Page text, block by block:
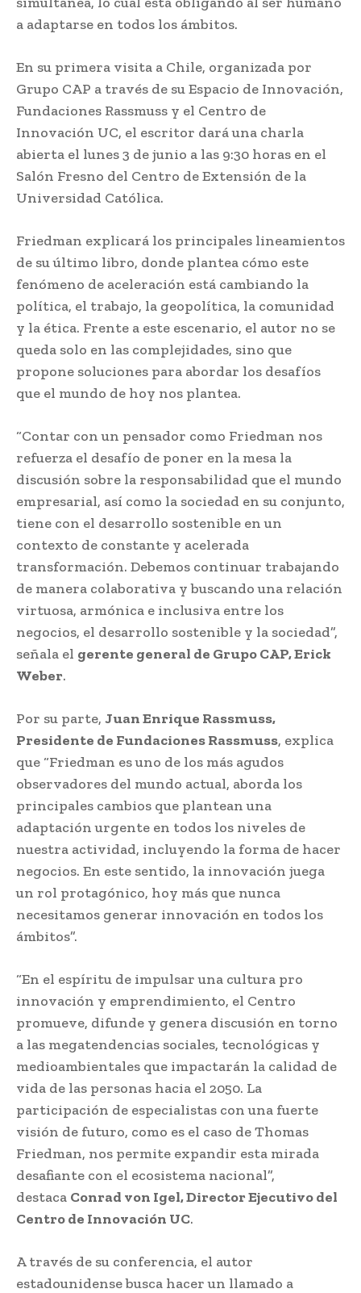
a adaptarse en todos los ámbitos.
En su primera visita a Chile, organizada por
Grupo CAP a través de su Espacio de Innovación,
Fundaciones Rassmuss y el Centro de
Innovación UC, el escritor dará una charla
abierta el lunes 3 de junio a las 9:30 horas en el
Salón Fresno del Centro de Extensión de la
Universidad Católica.
Friedman explicará los principales lineamientos
de su último libro, donde plantea cómo este
fenómeno de aceleración está cambiando la
política, el trabajo, la geopolítica, la comunidad
y la ética. Frente a este escenario, el autor no se
queda solo en las complejidades, sino que
propone soluciones para abordar los desafíos
que el mundo de hoy nos plantea.
“Contar con un pensador como Friedman nos
refuerza el desafío de poner en la mesa la
discusión sobre la responsabilidad que el mundo
empresarial, así como la sociedad en su conjunto,
tiene con el desarrollo sostenible en un
contexto de constante y acelerada
transformación. Debemos continuar trabajando
de manera colaborativa y buscando una relación
virtuosa, armónica e inclusiva entre los
negocios, el desarrollo sostenible y la sociedad”,
señala el gerente general de Grupo CAP, Erick
Weber.
Por su parte, Juan Enrique Rassmuss,
Presidente de Fundaciones Rassmuss, explica
que “Friedman es uno de los más agudos
observadores del mundo actual, aborda los
principales cambios que plantean una
adaptación urgente en todos los niveles de
nuestra actividad, incluyendo la forma de hacer
negocios. En este sentido, la innovación juega
un rol protagónico, hoy más que nunca
necesitamos generar innovación en todos los
ámbitos”.
“En el espíritu de impulsar una cultura pro
innovación y emprendimiento, el Centro
promueve, difunde y genera discusión en torno
a las megatendencias sociales, tecnológicas y
medioambientales que impactarán la calidad de
vida de las personas hacia el 2050. La
participación de especialistas con una fuerte
visión de futuro, como es el caso de Thomas
Friedman, nos permite expandir esta mirada
desafiante con el ecosistema nacional”,
destaca Conrad von Igel, Director Ejecutivo del
Centro de Innovación UC.
A través de su conferencia, el autor
estadounidense busca hacer un llamado a